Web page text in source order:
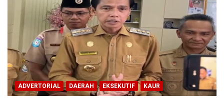
ADVERTORIAL DAERAH EKSEKUTIF KAUR